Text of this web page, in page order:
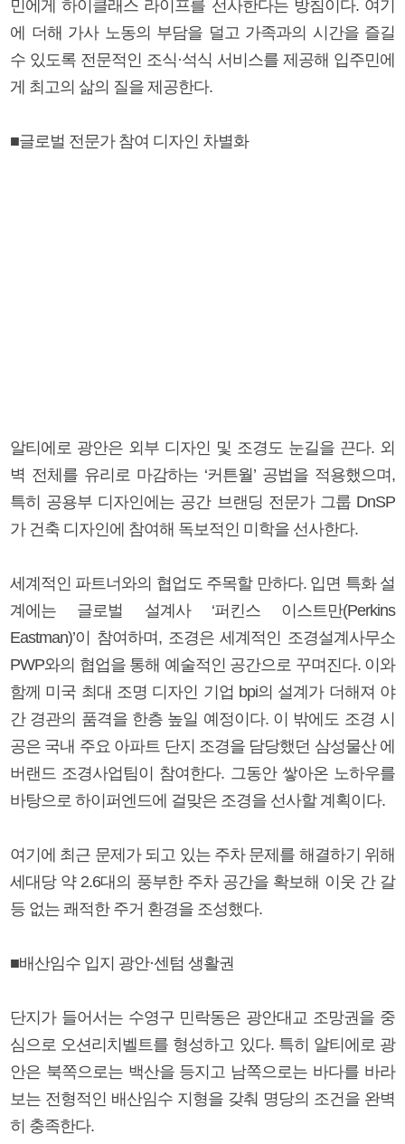
민에게 하이클래스 라이프를 선사한다는 방침이다. 여기
에 더해 가사 노동의 부담을 덜고 가족과의 시간을 즐길
수 있도록 전문적인 조식·석식 서비스를 제공해 입주민에
게 최고의 삶의 질을 제공한다.
■글로벌 전문가 참여 디자인 차별화
알티에로 광안은 외부 디자인 및 조경도 눈길을 끈다. 외
벽 전체를 유리로 마감하는 ‘커튼월’ 공법을 적용했으며,
특히 공용부 디자인에는 공간 브랜딩 전문가 그룹 DnSP
가 건축 디자인에 참여해 독보적인 미학을 선사한다.
세계적인 파트너와의 협업도 주목할 만하다. 입면 특화 설
계에는 글로벌 설계사 ‘퍼킨스 이스트만(Perkins
Eastman)’이 참여하며, 조경은 세계적인 조경설계사무소
PWP와의 협업을 통해 예술적인 공간으로 꾸며진다. 이와
함께 미국 최대 조명 디자인 기업 bpi의 설계가 더해져 야
간 경관의 품격을 한층 높일 예정이다. 이 밖에도 조경 시
공은 국내 주요 아파트 단지 조경을 담당했던 삼성물산 에
버랜드 조경사업팀이 참여한다. 그동안 쌓아온 노하우를
바탕으로 하이퍼엔드에 걸맞은 조경을 선사할 계획이다.
여기에 최근 문제가 되고 있는 주차 문제를 해결하기 위해
세대당 약 2.6대의 풍부한 주차 공간을 확보해 이웃 간 갈
등 없는 쾌적한 주거 환경을 조성했다.
■배산임수 입지 광안·센텀 생활권
단지가 들어서는 수영구 민락동은 광안대교 조망권을 중
심으로 오션리치벨트를 형성하고 있다. 특히 알티에로 광
안은 북쪽으로는 백산을 등지고 남쪽으로는 바다를 바라
보는 전형적인 배산임수 지형을 갖춰 명당의 조건을 완벽
히 충족한다.